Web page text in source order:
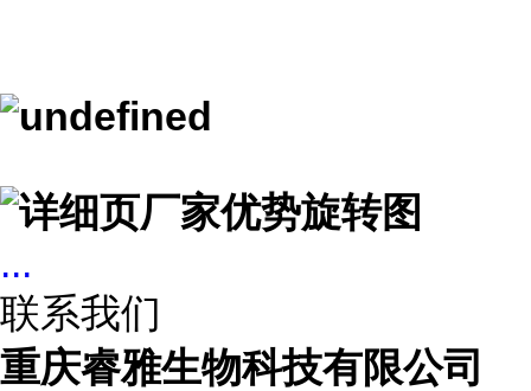
...
联系我们
重庆睿雅生物科技有限公司